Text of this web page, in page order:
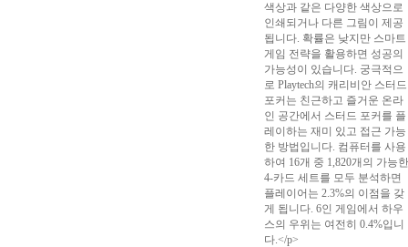
색상과 같은 다양한 색상으로
인쇄되거나 다른 그림이 제공
됩니다. 확률은 낮지만 스마트
게임 전략을 활용하면 성공의
가능성이 있습니다. 궁극적으
로 Playtech의 캐리비안 스터드
포커는 친근하고 즐거운 온라
인 공간에서 스터드 포커를 플
레이하는 재미 있고 접근 가능
한 방법입니다. 컴퓨터를 사용
하여 16개 중 1,820개의 가능한
4-카드 세트를 모두 분석하면
플레이어는 2.3%의 이점을 갖
게 됩니다. 6인 게임에서 하우
스의 우위는 여전히 0.4%입니
다.</p>